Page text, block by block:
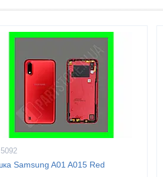
5092
Samsung A01 A015 Red